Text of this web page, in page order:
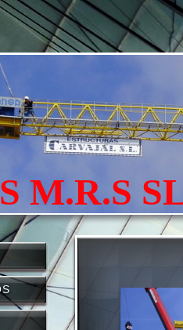
M.R.S